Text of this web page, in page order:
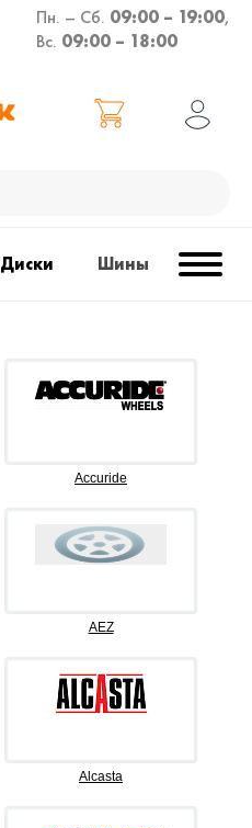
Пн. – Сб. 09:00 – 19:00,
Вс. 09:00 – 18:00
Диски Шины
Accuride
AEZ
Alcasta